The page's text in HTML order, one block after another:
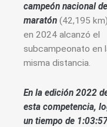
campeón nacional de
maratón (42,195
en 2024 alcanzó el
subcampeonato en
misma distancia.
En la edición 2022
esta competencia,
un tiempo de